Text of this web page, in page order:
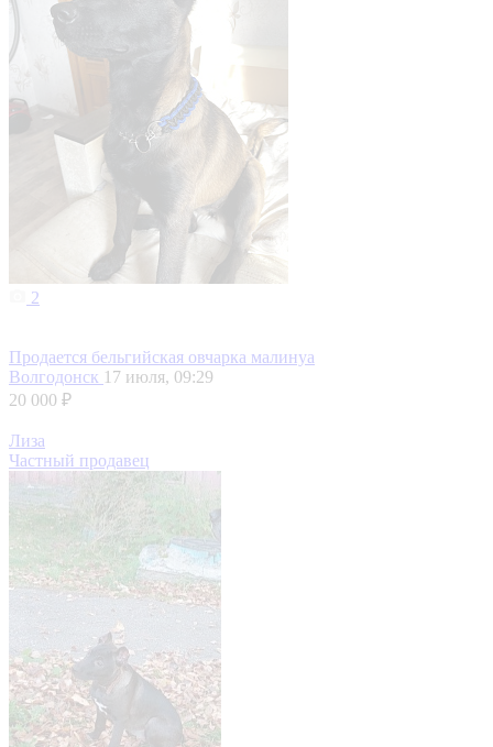
2
Продается бельгийская овчарка малинуа
Волгодонск 17 июля, 09:29
20 000 ₽
Лиза
Частный продавец